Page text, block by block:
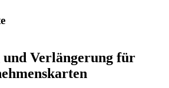
Verlängerung für